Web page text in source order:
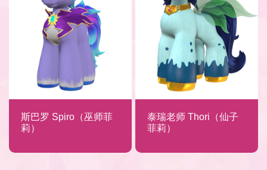
斯巴罗 Spiro（巫师菲
莉）
泰瑞老师 Thori（仙子
菲莉）